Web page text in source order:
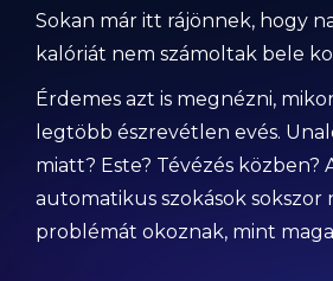
Sokan már itt rájönnek, hogy
kalóriát nem számoltak bele
Érdemes azt is megnézni,
legtöbb észrevétlen evés.
miatt? Este? Tévézés közben?
automatikus szokások sokszor
problémát okoznak, mint